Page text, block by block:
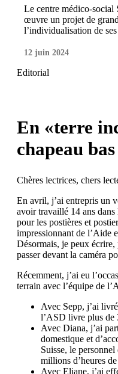
Le centre médico-social
œuvre un projet de
l’individualisation de
12 juin 2024
Editorial
En «terre
chapeau
Chères lectrices, chers
En avril, j’ai entrepris un
avoir travaillé 14 ans
pour les ­postières et
impressionnant de l’Aide
Désormais, je peux écrire,
passer devant la caméra
Récemment, j’ai eu
terrain avec l’équipe de
Avec Sepp, j’ai
l’ASD livre plus de
Avec Diana, j’ai
domestique et
Suisse, le
millions d’heures
Avec Eliane, j’ai